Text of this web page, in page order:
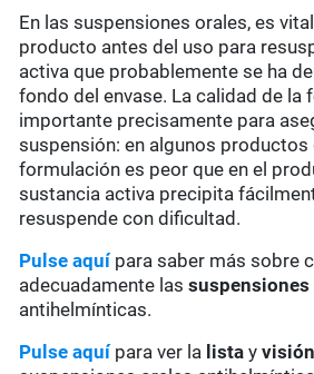
En las suspensiones orales, es
producto antes del uso para
activa que probablemente se ha
fondo del envase. La calidad de la
importante precisamente para
suspensión: en algunos productos
formulación es peor que en el
sustancia activa precipita
resuspende con dificultad.
Pulse aquí para saber más sobre
adecuadamente lassuspensiones
antihelmínticas.
Pulse aquípara ver la lista y